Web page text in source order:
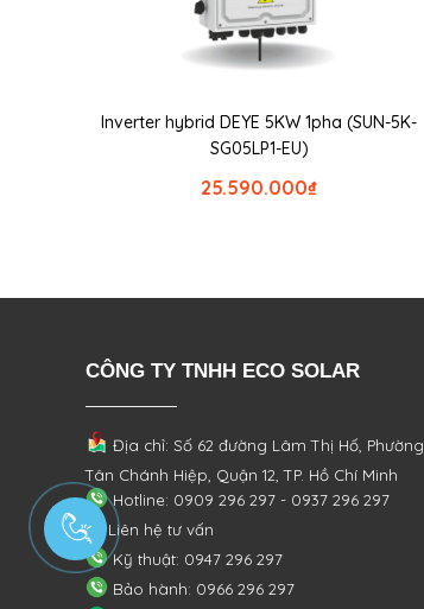
Inverter hybrid DEYE 5KW 1pha (SUN-5K-
SG05LP1-EU)
₫
25.590.000
CÔNG TY TNHH ECO SOLAR
Địa chỉ: Số 62 đường Lâm Thị Hố, Phường
Tân Chánh Hiệp, Quận 12, TP. Hồ Chí Minh
Hotline: 0909 296 297 - 0937 296 297
Liên hệ tư vấn
Kỹ thuật: 0947 296 297
Bảo hành: 0966 296 297